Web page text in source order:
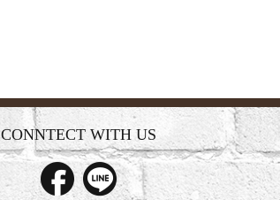
CONNTECT WITH US